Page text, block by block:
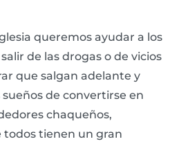
queremos ayudar a los
de las drogas o de vicios
que salgan adelante y
de convertirse en
chaqueños,
tienen un gran